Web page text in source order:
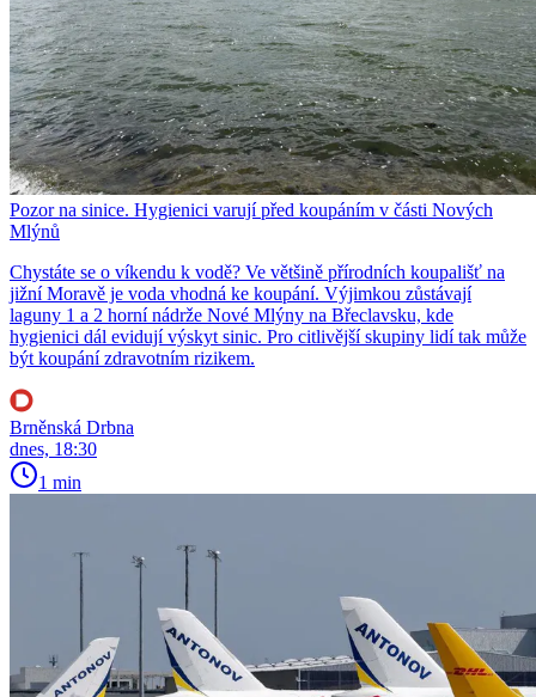
Pozor na sinice. Hygienici varují před koupáním v části Nových
Mlýnů
Chystáte se o víkendu k vodě? Ve většině přírodních koupališť na
jižní Moravě je voda vhodná ke koupání. Výjimkou zůstávají
laguny 1 a 2 horní nádrže Nové Mlýny na Břeclavsku, kde
hygienici dál evidují výskyt sinic. Pro citlivější skupiny lidí tak může
být koupání zdravotním rizikem.
Brněnská Drbna
dnes, 18:30
1 min